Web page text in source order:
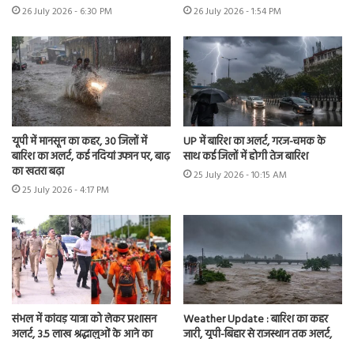
26 July 2026 - 6:30 PM 26 July 2026 - 1:54 PM
यूपी में मानसून का कहर, 30 जिलों में
बारिश का अलर्ट, कई नदियां उफान पर, बाढ़
का खतरा बढ़ा
25 July 2026 - 4:17 PM
UP में बारिश का अलर्ट, गरज-चमक के
साथ कई जिलों में होगी तेज बारिश
25 July 2026 - 10:15 AM
संभल में कांवड़ यात्रा को लेकर प्रशासन
अलर्ट, 3.5 लाख श्रद्धालुओं के आने का
Weather Update : बारिश का कहर
जारी, यूपी-बिहार से राजस्थान तक अलर्ट,